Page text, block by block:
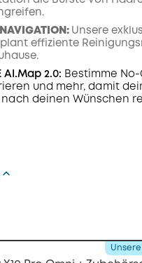
NAVIGATION : Unsere
plant effiziente
AI.Map 2.0: Bestimme
und mehr, damit dein
deinen Wünschen